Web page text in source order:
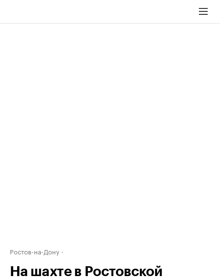
Ростов-на-Дону
На шахте в Ростовской